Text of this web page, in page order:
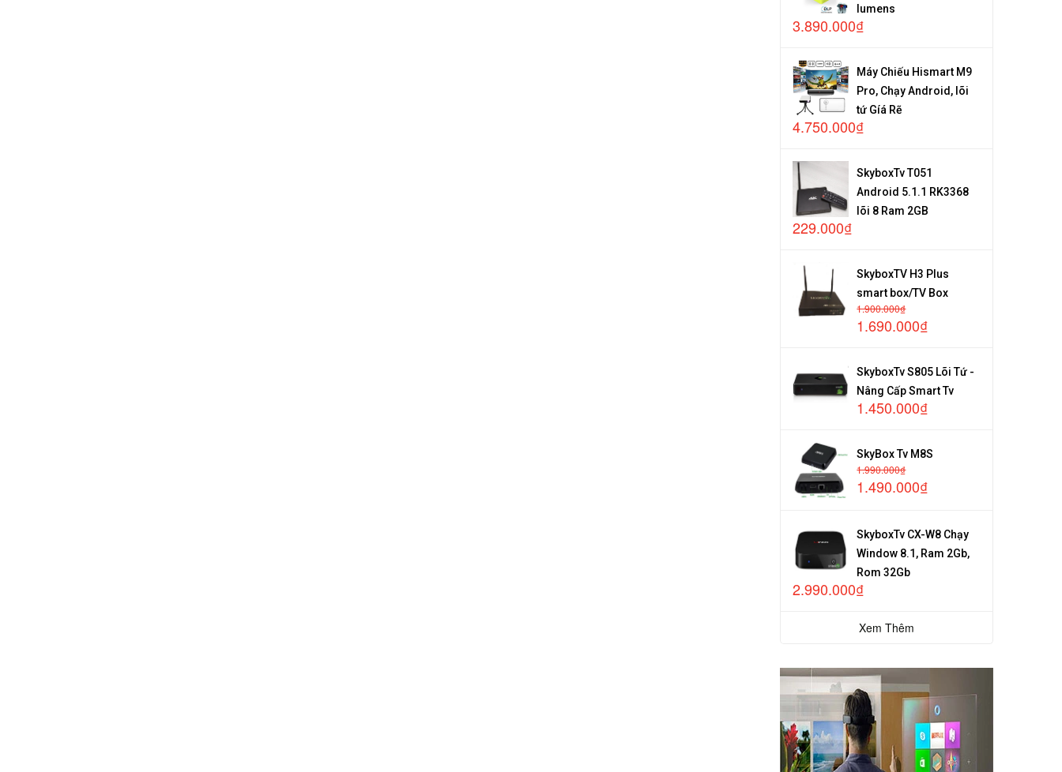
lumens
3.890.000₫
Máy Chiếu Hismart M9
Pro, Chạy Android, lõi
tứ Gíá Rẽ
4.750.000₫
SkyboxTv T051
Android 5.1.1 RK3368
lõi 8 Ram 2GB
229.000₫
SkyboxTV H3 Plus
smart box/TV Box
1.900.000₫
1.690.000₫
SkyboxTv S805 Lõi Tứ -
Nâng Cấp Smart Tv
1.450.000₫
SkyBox Tv M8S
1.990.000₫
1.490.000₫
SkyboxTv CX-W8 Chạy
Window 8.1, Ram 2Gb,
Rom 32Gb
2.990.000₫
Xem Thêm